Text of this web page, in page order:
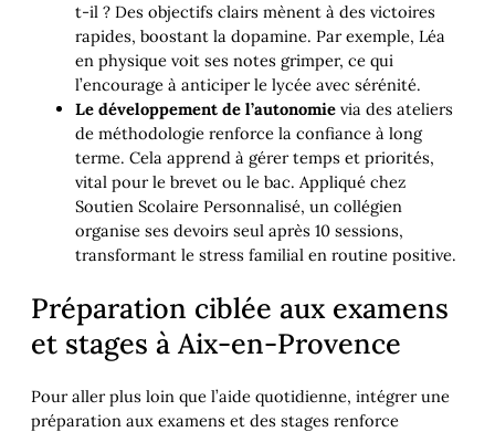
t-il ? Des objectifs clairs mènent à des victoires
rapides, boostant la dopamine. Par exemple, Léa
en physique voit ses notes grimper, ce qui
l’encourage à anticiper le lycée avec sérénité.
Le développement de l’autonomie via des ateliers
de méthodologie renforce la confiance à long
terme. Cela apprend à gérer temps et priorités,
vital pour le brevet ou le bac. Appliqué chez
Soutien Scolaire Personnalisé, un collégien
organise ses devoirs seul après 10 sessions,
transformant le stress familial en routine positive.
Préparation ciblée aux examens
et stages à Aix-en-Provence
Pour aller plus loin que l’aide quotidienne, intégrer une
préparation aux examens et des stages renforce